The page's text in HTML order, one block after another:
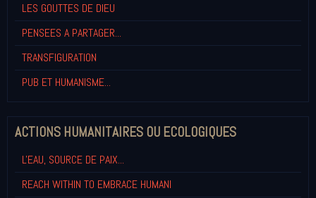
LES GOUTTES DE DIEU
PENSEES A PARTAGER...
TRANSFIGURATION
PUB ET HUMANISME...
ACTIONS HUMANITAIRES OU ECOLOGIQUES
L'EAU, SOURCE DE PAIX...
REACH WITHIN TO EMBRACE HUMANI